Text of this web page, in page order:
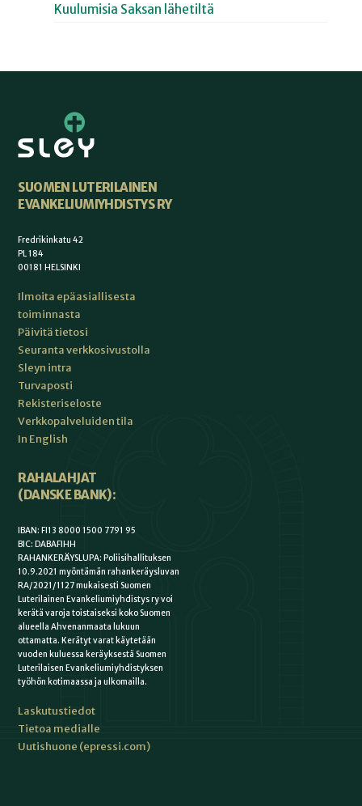
Kuulumisia Saksan lähetiltä
SUOMEN LUTERILAINEN
EVANKELIUMIYHDISTYS RY
Fredrikinkatu 42
PL 184
00181 HELSINKI
Ilmoita epäasiallisesta
toiminnasta
Päivitä tietosi
Seuranta verkkosivustolla
Sleyn intra
Turvaposti
Rekisteriseloste
Verkkopalveluiden tila
In English
RAHALAHJAT
(DANSKE BANK):
IBAN: FI13 8000 1500 7791 95
BIC: DABAFIHH
RAHANKERÄYSLUPA: Poliisihallituksen
10.9.2021 myöntämän rahankeräysluvan
RA/2021/1127 mukaisesti Suomen
Luterilainen Evankeliumiyhdistys ry voi
kerätä varoja toistaiseksi koko Suomen
alueella Ahvenanmaata lukuun
ottamatta. Kerätyt varat käytetään
vuoden kuluessa keräyksestä Suomen
Luterilaisen Evankeliumiyhdistyksen
työhön kotimaassa ja ulkomailla.
Laskutustiedot
Tietoa medialle
Uutishuone (epressi.com)